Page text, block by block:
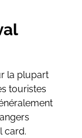
la plupart
touristes
card.